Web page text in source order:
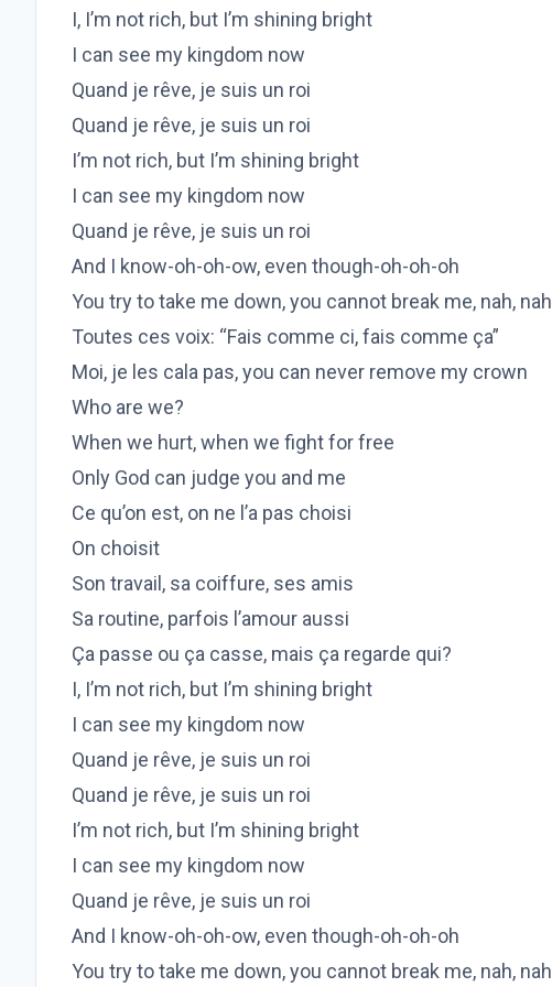
I, I’m not rich, but I’m shining bright
I can see my kingdom now
Quand je rêve, je suis un roi
Quand je rêve, je suis un roi
I’m not rich, but I’m shining bright
I can see my kingdom now
Quand je rêve, je suis un roi
And I know-oh-oh-ow, even though-oh-oh-oh
You try to take me down, you cannot break me, nah, nah
Toutes ces voix: “Fais comme ci, fais comme ça”
Moi, je les cala pas, you can never remove my crown
Who are we?
When we hurt, when we fight for free
Only God can judge you and me
Ce qu’on est, on ne l’a pas choisi
On choisit
Son travail, sa coiffure, ses amis
Sa routine, parfois l’amour aussi
Ça passe ou ça casse, mais ça regarde qui?
I, I’m not rich, but I’m shining bright
I can see my kingdom now
Quand je rêve, je suis un roi
Quand je rêve, je suis un roi
I’m not rich, but I’m shining bright
I can see my kingdom now
Quand je rêve, je suis un roi
And I know-oh-oh-ow, even though-oh-oh-oh
You try to take me down, you cannot break me, nah, nah